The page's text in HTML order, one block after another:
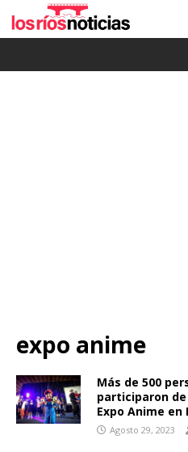
expo anime
Más de 500
participaron
Expo Anime
Agosto 29, 2023